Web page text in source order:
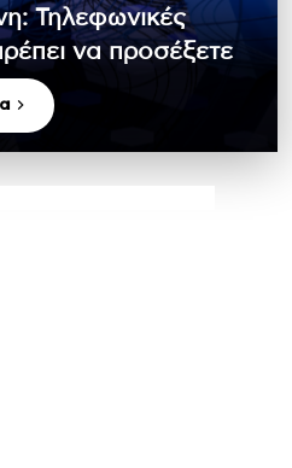
Τηλεφωνικές
να προσέξετε